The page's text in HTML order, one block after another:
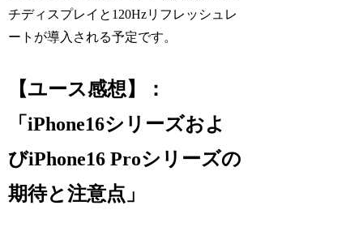
チディスプレイと120Hzリフレッシュレ
ートが導入される予定です。
【ユース感想】：
「iPhone16シリーズおよ
びiPhone16 Proシリーズの
期待と注意点」